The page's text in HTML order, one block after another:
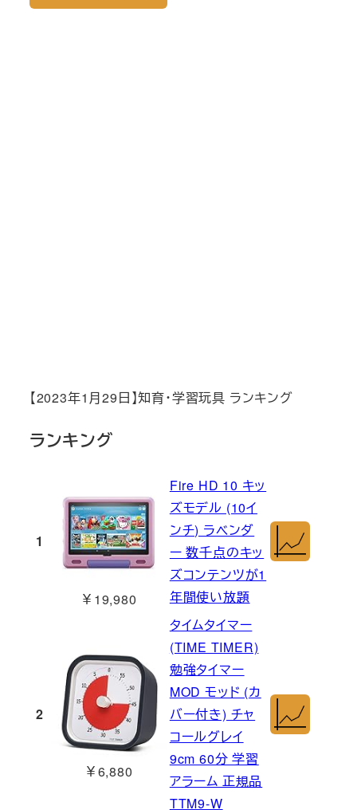
【2023年1月29日】知育・学習玩具 ランキング
ランキング
1
￥19,980
Fire HD 10 キッ
ズモデル (10イ
ンチ) ラベンダ
ー 数千点のキッ
ズコンテンツが1
年間使い放題
2
￥6,880
タイムタイマー
(TIME TIMER)
勉強タイマー
MOD モッド (カ
バー付き) チャ
コールグレイ
9cm 60分 学習
アラーム 正規品
TTM9-W